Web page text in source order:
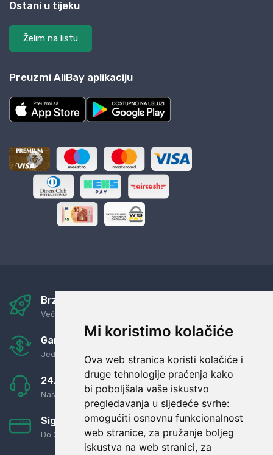
Mi koristimo kolačiće
Ova web stranica koristi kolačiće i
druge tehnologije praćenja kako
bi poboljšala vaše iskustvo
pregledavanja u sljedeće svrhe:
omogućiti osnovnu funkcionalnost
web stranice, za pružanje boljeg
iskustva na web stranici, za
Ostani u tijeku
Želim na listu
Preuzmi AliBay aplikaciju
Brza i sigurna dostava
Već za nekoliko dana kod vas
Garancija u povrat novaca
Jednostavno pravilo: Roba za novac
24/7 odlična podrška
Naši agenti uvijek na raspolaganju
Sigurno obročno plaćanje
Do 24 rata bez kamata